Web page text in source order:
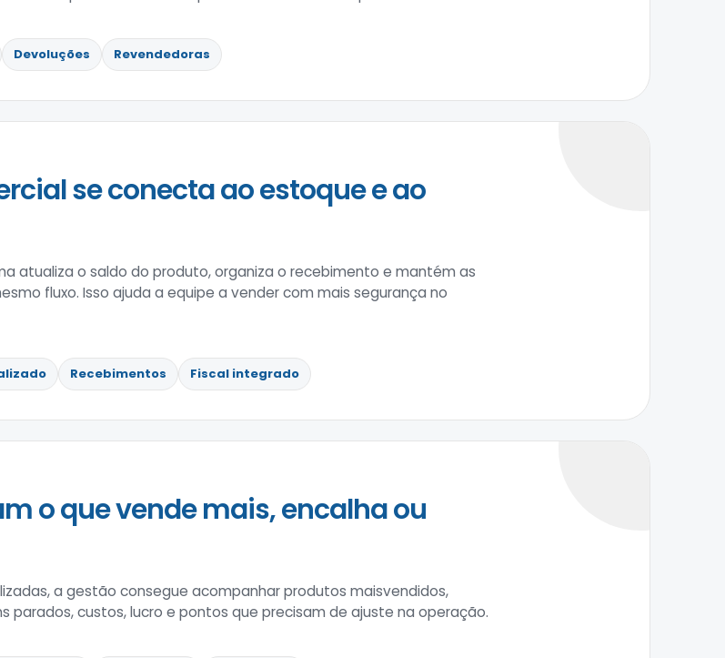
Devoluções Revendedoras
se conecta ao estoque e ao
atualiza o saldo do produto, organiza o recebimento e mantém as
fluxo. Isso ajuda a equipe a vender com mais segurança no
Recebimentos Fiscal integrado
o que vende mais, encalha ou
a gestão consegue acompanhar produtos maisvendidos,
parados, custos, lucro e pontos que precisam de ajuste na operação.